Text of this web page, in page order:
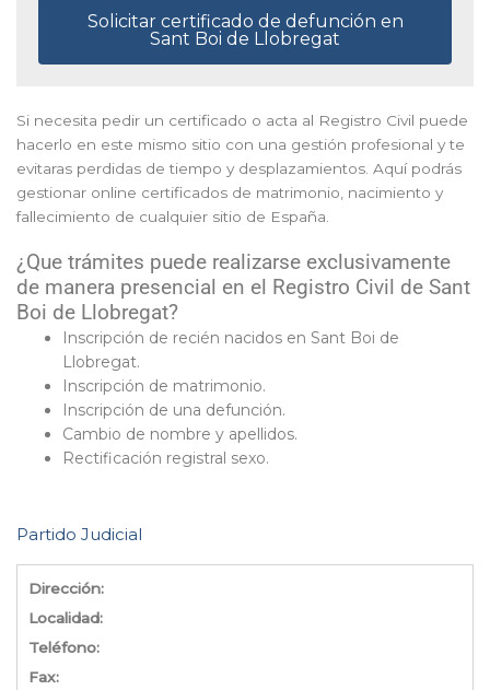
Solicitar certificado de defunción en
Sant Boi de Llobregat
Si necesita pedir un certificado o acta al Registro Civil puede
hacerlo en este mismo sitio con una gestión profesional y te
evitaras perdidas de tiempo y desplazamientos. Aquí podrás
gestionar online certificados de matrimonio, nacimiento y
fallecimiento de cualquier sitio de España.
¿Que trámites puede realizarse exclusivamente
de manera presencial en el Registro Civil de Sant
Boi de Llobregat?
Inscripción de recién nacidos en Sant Boi de
Llobregat.
Inscripción de matrimonio.
Inscripción de una defunción.
Cambio de nombre y apellidos.
Rectificación registral sexo.
Partido Judicial
Dirección:
Localidad:
Teléfono:
Fax: